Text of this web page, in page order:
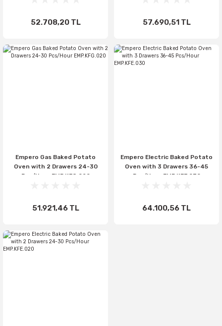
52.708,20 TL 57.690,51 TL
Empero Gas Baked Potato
Oven with 2 Drawers 24-30
Pcs/Hour EMP.KFG.020
51.921,46 TL
Empero Electric Baked Potato
Oven with 3 Drawers 36-45
Pcs/Hour EMP.KFE.030
64.100,56 TL